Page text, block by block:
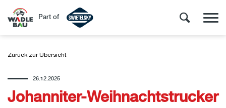
Part of
Zurück zur Übersicht
26.12.2025
Johanniter-Weihnachtstrucker